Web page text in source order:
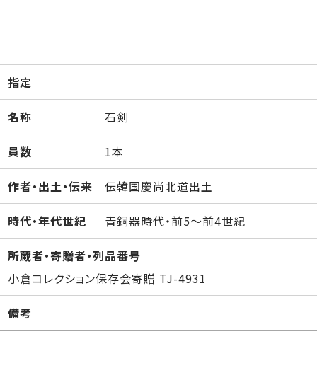
指定
名称 石剣
員数 1本
作者・出土・伝来 伝韓国慶尚北道出土
時代・年代世紀 青銅器時代・前5～前4世紀
所蔵者・寄贈者・列品番号
小倉コレクション保存会寄贈 TJ-4931
備考